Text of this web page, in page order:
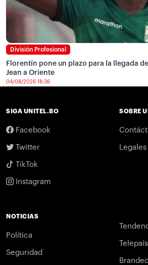
División Profesional
Florentín pone un plazo para la llegada
Jean a Oriente
04/08/2026 18:36
SIGA UNITEL.BO
Facebook
Twitter
TikTok
Instagram
SOBRE
Legales
NOTICIAS
Política
Seguridad